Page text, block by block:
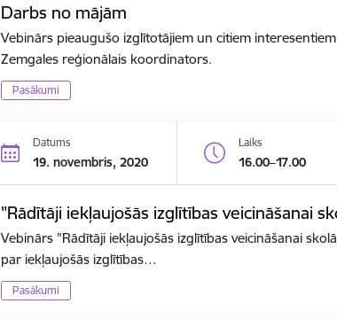
Darbs no mājām
Vebinārs pieaugušo izglītotājiem un citiem
Zemgales reģionālais koordinators.
Pasākumi
Datums
19. novembris, 2020
Laiks
16.00–17.00
"Rādītāji iekļaujošās izglītības veicināšanai
Vebinārs "Rādītāji iekļaujošās izglītības veicināšanai
par iekļaujošās izglītības…
Pasākumi